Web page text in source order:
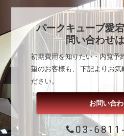
パークキューブ愛
問い合わせ
初期費用を知りたい・内覧予
望のお客様も、 下記よりお気
ださい。
お問い合
03-